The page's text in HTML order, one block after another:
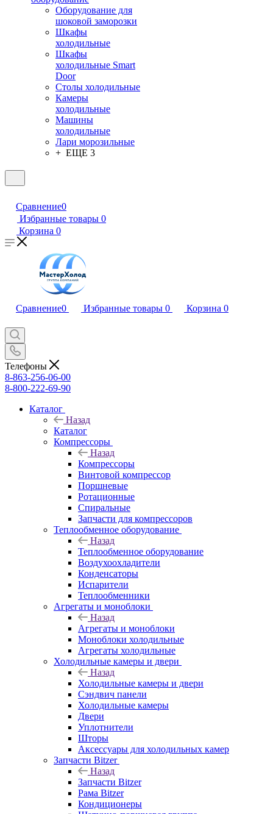
Оборудование для
шоковой заморозки
Шкафы
холодильные
Шкафы
холодильные Smart
Door
Столы холодильные
Камеры
холодильные
Машины
холодильные
Лари морозильные
+ ЕЩЕ 3
Сравнение0
Избранные товары 0
Корзина 0
Сравнение0 Избранные товары 0 Корзина 0
Телефоны
8-863-256-06-00
8-800-222-69-90
Каталог
Назад
Каталог
Компрессоры
Назад
Компрессоры
Винтовой компрессор
Поршневые
Ротационные
Спиральные
Запчасти для компрессоров
Теплообменное оборудование
Назад
Теплообменное оборудование
Воздухоохладители
Конденсаторы
Испарители
Теплообменники
Агрегаты и моноблоки
Назад
Агрегаты и моноблоки
Моноблоки холодильные
Агрегаты холодильные
Холодильные камеры и двери
Назад
Холодильные камеры и двери
Сэндвич панели
Холодильные камеры
Двери
Уплотнители
Шторы
Аксессуары для холодильных камер
Запчасти Bitzer
Назад
Запчасти Bitzer
Рама Bitzer
Кондиционеры